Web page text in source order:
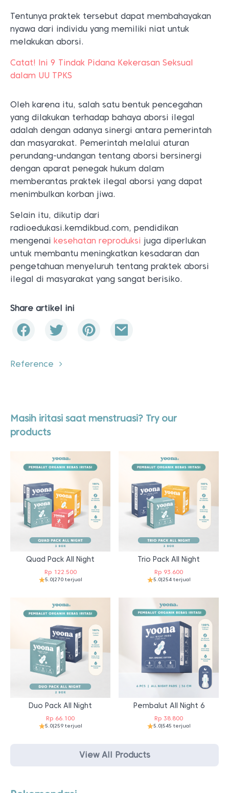
Tentunya praktek tersebut dapat membahayakan
nyawa dari individu yang memiliki niat untuk
melakukan aborsi.
Catat! Ini 9 Tindak Pidana Kekerasan Seksual
dalam UU TPKS
Oleh karena itu, salah satu bentuk pencegahan
yang dilakukan terhadap bahaya aborsi ilegal
adalah dengan adanya sinergi antara pemerintah
dan masyarakat. Pemerintah melalui aturan
perundang-undangan tentang aborsi bersinergi
dengan aparat penegak hukum dalam
memberantas praktek ilegal aborsi yang dapat
menimbulkan korban jiwa.
Selain itu, dikutip dari
radioedukasi.kemdikbud.com, pendidikan
mengenai kesehatan reproduksi juga diperlukan
untuk membantu meningkatkan kesadaran dan
pengetahuan menyeluruh tentang praktek aborsi
ilegal di masyarakat yang sangat berisiko.
Share artikel ini
Reference
Masih iritasi saat menstruasi? Try our
products
Quad Pack All Night
Rp122.500
5.0|270 terjual
Trio Pack All Night
Rp 93.600
5.0|254 terjual
Duo Pack All Night
Rp 66.100
5.0|259 terjual
Pembalut All Night 6
Rp 38.800
5.0|545 terjual
View All Products